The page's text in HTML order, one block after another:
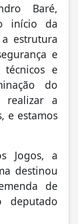
Baré,
início da
a estrutura
e
técnicos e
do
realizar a
e estamos
Jogos, a
destinou
de
deputado